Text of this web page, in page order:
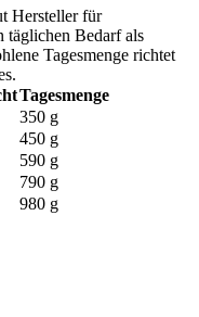
Hersteller für
täglichen Bedarf als
Tagesmenge richtet
Tagesmenge
350 g
450 g
590 g
790 g
980 g